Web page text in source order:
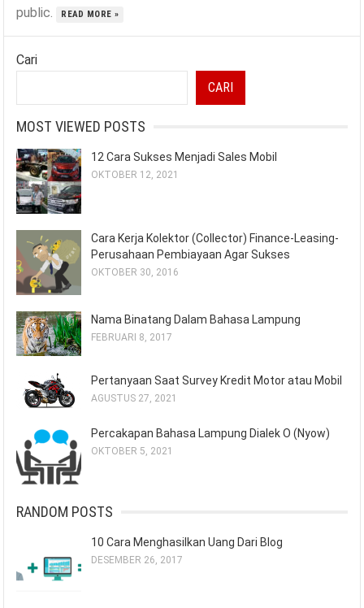
public.
READ MORE »
Cari
CARI
MOST VIEWED POSTS
12 Cara Sukses Menjadi Sales Mobil
OKTOBER 12, 2021
Cara Kerja Kolektor (Collector) Finance-Leasing-
Perusahaan Pembiayaan Agar Sukses
OKTOBER 30, 2016
Nama Binatang Dalam Bahasa Lampung
FEBRUARI 8, 2017
Pertanyaan Saat Survey Kredit Motor atau Mobil
AGUSTUS 27, 2021
Percakapan Bahasa Lampung Dialek O (Nyow)
OKTOBER 5, 2021
RANDOM POSTS
10 Cara Menghasilkan Uang Dari Blog
DESEMBER 26, 2017